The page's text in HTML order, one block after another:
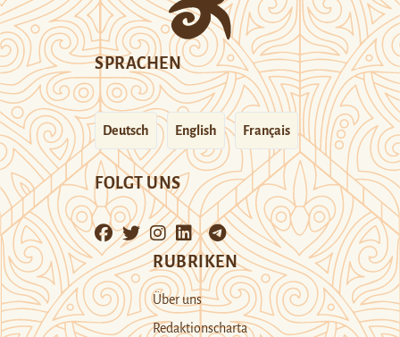
SPRACHEN
Deutsch English Français
FOLGT UNS
RUBRIKEN
Über uns
Redaktionscharta